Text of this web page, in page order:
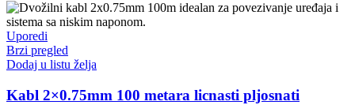
Uporedi
Brzi pregled
Dodaj u listu želja
Kabl 2×0.75mm 100 metara licnasti pljosnati